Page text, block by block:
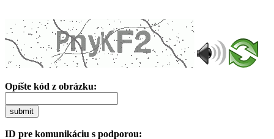
Opíšte kód z obrázku:
submit
ID pre komunikáciu s podporou: